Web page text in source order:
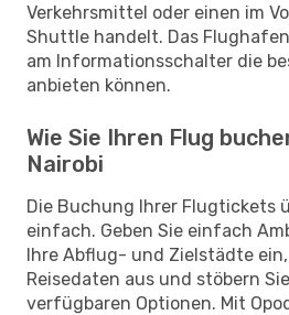
Verkehrsmittel oder einen im
Shuttle handelt. Das
am Informationsschalter die
anbieten können.
Wie Sie Ihren Flug
Nairobi
Die Buchung Ihrer Flugtickets
einfach. Geben Sie einfach
Ihre Abflug- und Zielstädte
Reisedaten aus und stöbern
verfügbaren Optionen. Mit